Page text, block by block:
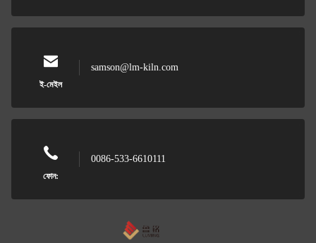
ই-মেইল
samson@lm-kiln.com
ফোন:
0086-533-6610111